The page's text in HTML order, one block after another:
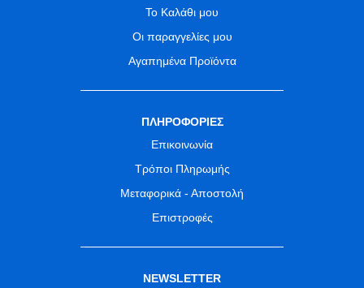
Το Καλάθι μου
Οι παραγγελίες μου
Αγαπημένα Προϊόντα
ΠΛΗΡΟΦΟΡΙΕΣ
Επικοινωνία
Τρόποι Πληρωμής
Μεταφορικά - Αποστολή
Επιστροφές
NEWSLETTER